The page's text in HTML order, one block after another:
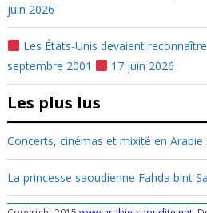
juin 2026
Les États-Unis devaient
septembre 2001
17 juin 2026
Les plus lus
Concerts, cinémas et mixité en
La princesse saoudienne Fahda bint